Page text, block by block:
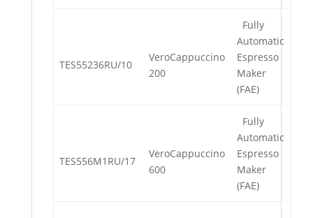
TES55236RU/10
VeroCappuccino
200
Fully
Automatic
Espresso
Maker
(FAE)
TES556M1RU/17
VeroCappuccino
600
Fully
Automatic
Espresso
Maker
(FAE)